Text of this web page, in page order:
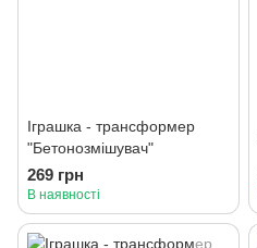
Іграшка - трансформер
"Бетонозмішувач"
269 грн
В наявності